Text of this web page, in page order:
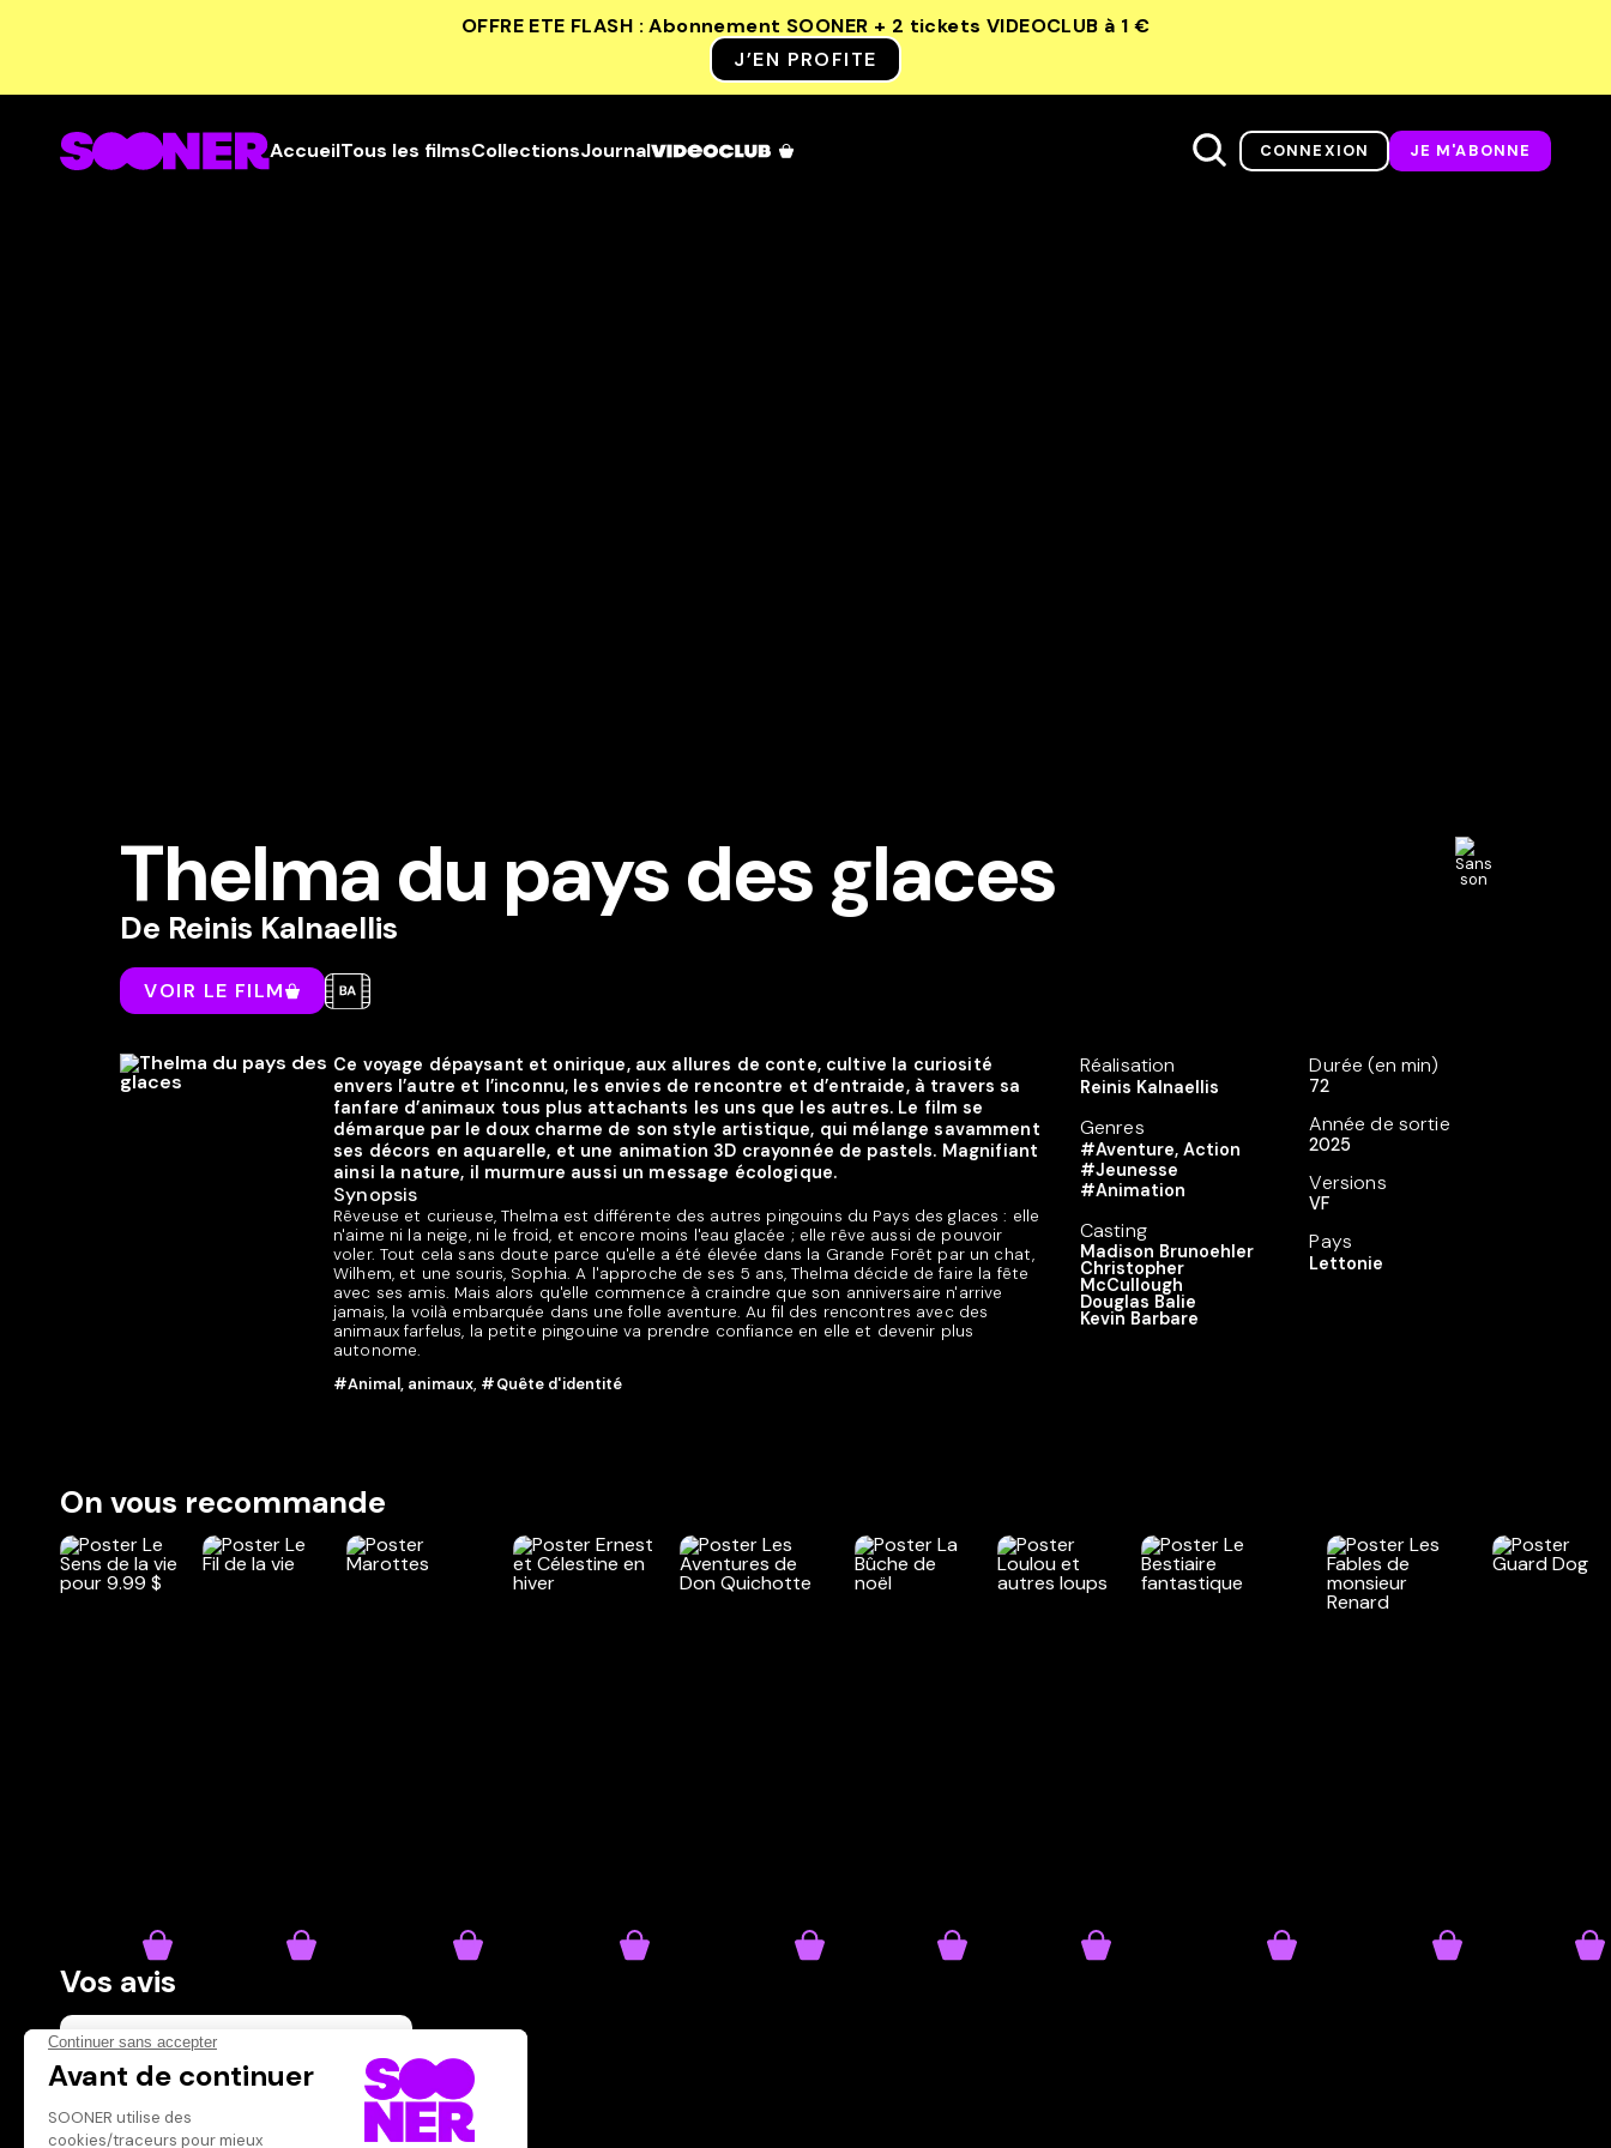
OFFRE ETE FLASH : Abonnement SOONER + 2 tickets VIDEOCLUB à 1 €
J’EN PROFITE
AccueilTous les filmsCollectionsJournal CONNEXION JE M'ABONNE
Thelma du pays des glaces
De Reinis Kalnaellis
VOIR LE FILM
Ce voyage dépaysant et onirique, aux allures de conte, cultive la curiosité
envers l’autre et l’inconnu, les envies de rencontre et d’entraide, à travers sa
fanfare d’animaux tous plus attachants les uns que les autres. Le film se
démarque par le doux charme de son style artistique, qui mélange savamment
ses décors en aquarelle, et une animation 3D crayonnée de pastels. Magnifiant
ainsi la nature, il murmure aussi un message écologique.
Synopsis
Rêveuse et curieuse, Thelma est différente des autres pingouins du Pays des glaces : elle
n'aime ni la neige, ni le froid, et encore moins l'eau glacée ; elle rêve aussi de pouvoir
voler. Tout cela sans doute parce qu'elle a été élevée dans la Grande Forêt par un chat,
Wilhem, et une souris, Sophia. A l'approche de ses 5 ans, Thelma décide de faire la fête
avec ses amis. Mais alors qu'elle commence à craindre que son anniversaire n'arrive
jamais, la voilà embarquée dans une folle aventure. Au fil des rencontres avec des
animaux farfelus, la petite pingouine va prendre confiance en elle et devenir plus
autonome.
#Animal, animaux, #Quête d'identité
Réalisation
Reinis Kalnaellis
Genres
#Aventure, Action
#Jeunesse
#Animation
Casting
Madison Brunoehler
Christopher
McCullough
Douglas Balie
Kevin Barbare
Durée (en min)
72
Année de sortie
2025
Versions
VF
Pays
Lettonie
On vous recommande
Vos avis
Donnez votre avis
Votre note
Votre commentaire
Il faut vous connecter pour
publier un avis